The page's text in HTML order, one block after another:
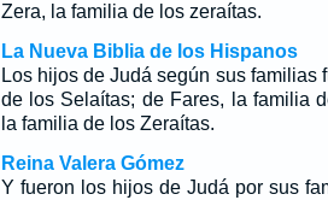
Zera, la familia de los zeraítas.
La Nueva Biblia de los Hispanos
Los hijos de Judá según sus familias
de los Selaítas; de Fares, la familia
la familia de los Zeraítas.
Reina Valera Gómez
Y fueron los hijos de Judá por sus